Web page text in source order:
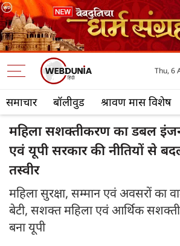
समाचार बॉलीवुड श्रावण मास विशेष
Thu, 6
महिला सशक्तीकरण का डबल
एवं यूपी सरकार की नीतियों से
तस्वीर
महिला सुरक्षा, सम्मान एवं अवसरों का
बेटी, सशक्त महिला एवं आर्थिक
बना यूपी